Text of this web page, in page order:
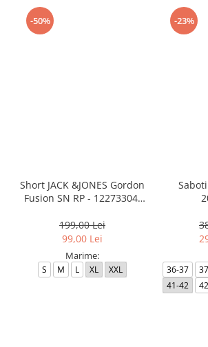
-50%
Short JACK &JONES Gordon
Fusion SN RP - 12273304-
199,00 Lei
99,00 Lei
Marime:
S M L XL XXL
-23%
36-37
41-42